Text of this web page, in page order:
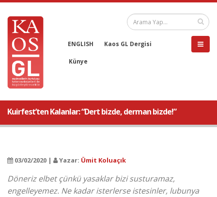
ENGLISH Kaos GL Dergisi
Künye
Kuirfest’ten Kalanlar: “Dert bizde, derman bizde!”
03/02/2020 | Yazar: Ümit Koluaçık
Döneriz elbet çünkü yasaklar bizi susturamaz,
engelleyemez. Ne kadar isterlerse istesinler, lubunya